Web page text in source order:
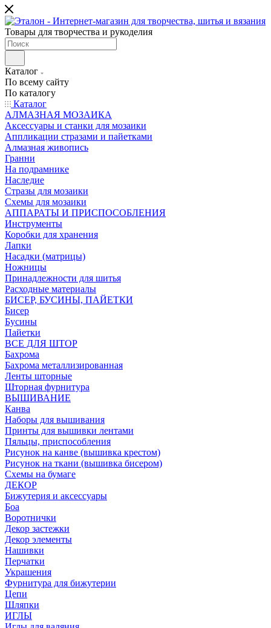
Товары для творчества и рукоделия
Каталог
По всему сайту
По каталогу
Каталог
АЛМАЗНАЯ МОЗАИКА
Аксессуары и станки для мозаики
Аппликации стразами и пайетками
Алмазная живопись
Гранни
На подрамнике
Наследие
Стразы для мозаики
Схемы для мозаики
АППАРАТЫ И ПРИСПОСОБЛЕНИЯ
Инструменты
Коробки для хранения
Лапки
Насадки (матрицы)
Ножницы
Принадлежности для шитья
Расходные материалы
БИСЕР, БУСИНЫ, ПАЙЕТКИ
Бисер
Бусины
Пайетки
ВСЕ ДЛЯ ШТОР
Бахрома
Бахрома металлизированная
Ленты шторные
Шторная фурнитура
ВЫШИВАНИЕ
Канва
Наборы для вышивания
Принты для вышивки лентами
Пяльцы, приспособления
Рисунок на канве (вышивка крестом)
Рисунок на ткани (вышивка бисером)
Схемы на бумаге
ДЕКОР
Бижутерия и аксессуары
Боа
Воротнички
Декор застежки
Декор элементы
Нашивки
Перчатки
Украшения
Фурнитура для бижутерии
Цепи
Шляпки
ИГЛЫ